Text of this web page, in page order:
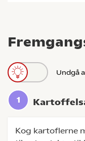
Undgå
Kog kartoflerne